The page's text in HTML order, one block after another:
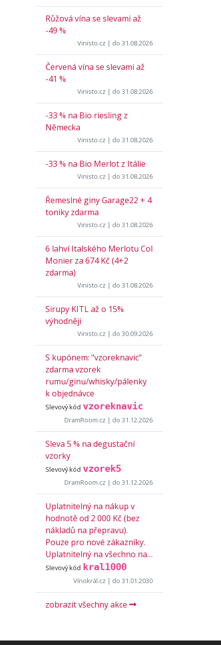
Růžová vína se slevami až
-49 %
Vinisto.cz | do 31.08.2026
Červená vína se slevami až
-41 %
Vinisto.cz | do 31.08.2026
-33 % na Bio riesling z
Německa
Vinisto.cz | do 31.08.2026
-33 % na Bio Merlot z Itálie
Vinisto.cz | do 31.08.2026
Řemeslné giny Garage22 + 4
toniky zdarma
Vinisto.cz | do 31.08.2026
6 lahví Italského Merlotu Col
Monier za 674 Kč (4+2
zdarma)
Vinisto.cz | do 31.08.2026
Sirupy KITL až o 15%
výhodněji
Vinisto.cz | do 30.09.2026
S kupónem: "vzoreknavic"
zdarma vzorek
rumu/ginu/whisky/pálenky
k objednávce
Slevový kód vzoreknavic
DramRoom.cz | do 31.12.2026
Sleva 5 % na degustační
vzorky
Slevový kód vzorek5
DramRoom.cz | do 31.12.2026
Uplatnitelný na nákup v
hodnotě od 2 000 Kč (bez
nákladů na přepravu).
Pouze pro nové zákazníky.
Uplatnitelný na všechno na…
Slevový kód kral1000
Vínokrál.cz | do 31.01.2030
zobrazit všechny akce